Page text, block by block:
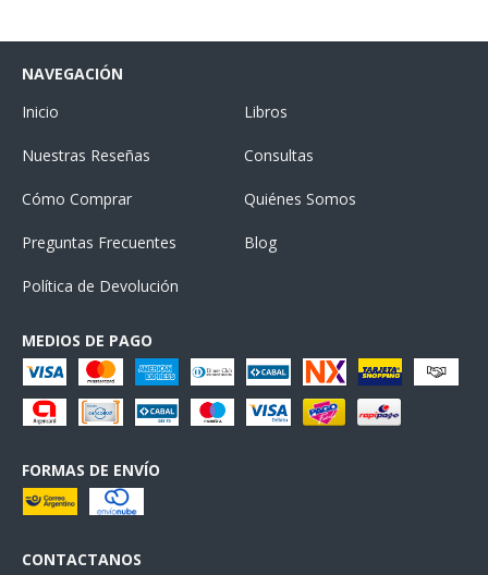
NAVEGACIÓN
Inicio
Libros
Nuestras Reseñas Consultas
Cómo Comprar Quiénes Somos
Preguntas Frecuentes Blog
Política de Devolución
MEDIOS DE PAGO
FORMAS DE ENVÍO
CONTACTANOS